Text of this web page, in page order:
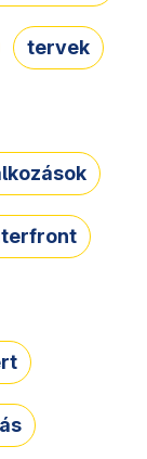
tervek